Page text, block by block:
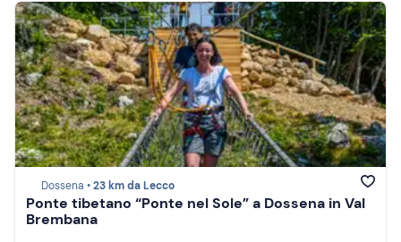
Dossena •23 km da Lecco
Ponte tibetano “Ponte nel Sole” a Dossena in Val
Brembana